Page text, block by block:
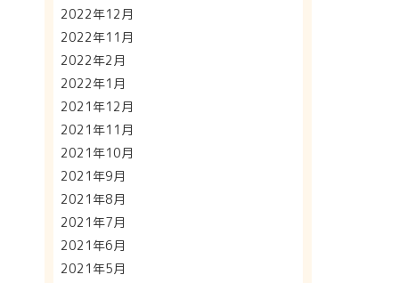
2022年12月
2022年11月
2022年2月
2022年1月
2021年12月
2021年11月
2021年10月
2021年9月
2021年8月
2021年7月
2021年6月
2021年5月